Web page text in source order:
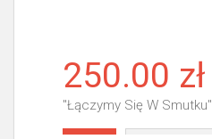
250.00 zł
"Łączymy Się W Smutku"